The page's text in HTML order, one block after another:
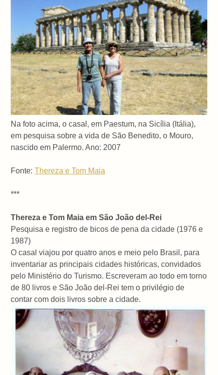
Na foto acima, o casal, em Paestum, na Sicília (Itália),
em pesquisa sobre a vida de São Benedito, o Mouro,
nascido em Palermo. Ano: 2007
Fonte:Thereza e Tom Maia
***
Thereza e Tom Maia em São João del-Rei
Pesquisa e registro de bicos de pena da cidade (1976 e
1987)
O casal viajou por quatro anos e meio pelo Brasil, para
inventariar as principais cidades históricas, convidados
pelo Ministério do Turismo. Escreveram ao todo em torno
de 80 livros e São João del-Rei tem o privilégio de
contar com dois livros sobre a cidade.